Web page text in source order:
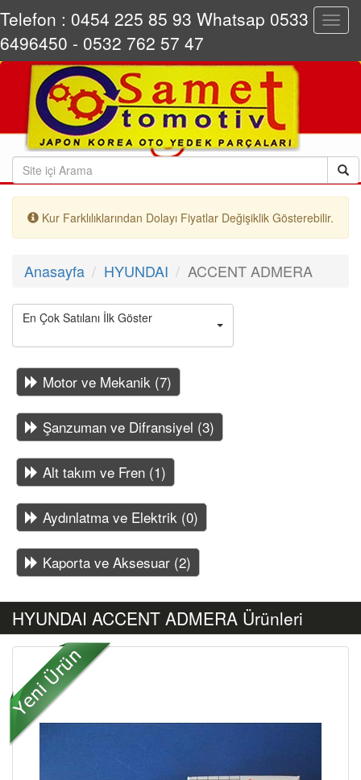
Telefon : 0454 225 85 93 Whatsap 0533
6496450 - 0532 762 57 47
Kur Farklılıklarından Dolayı Fiyatlar Değişiklik Gösterebilir.
Anasayfa HYUNDAI ACCENT ADMERA
En Çok Satılanı İlk Göster
Motor ve Mekanik (7)
Şanzuman ve Difransiyel (3)
Alt takım ve Fren (1)
Aydınlatma ve Elektrik (0)
Kaporta ve Aksesuar (2)
HYUNDAI ACCENT ADMERA Ürünleri